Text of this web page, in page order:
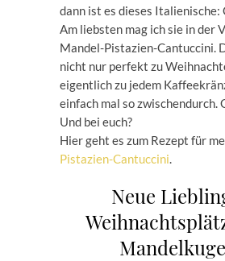
dann ist es dieses Italienische:
Am liebsten mag ich sie in der
Mandel-Pistazien-Cantuccini.
nicht nur perfekt zu
eigentlich zu jedem
einfach mal so zwischendurch.
Und bei euch?
Hier geht es zum Rezept für
Pistazien-Cantuccini.
Neue